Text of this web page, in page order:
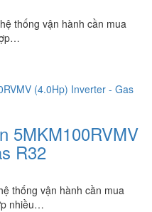
thống vận hành cần mua
5MKM100RVMV
R32
thống vận hành cần mua
nhiều…